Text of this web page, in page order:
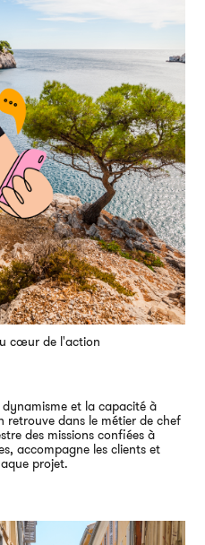
cœur de l'action
dynamisme et la capacité à
retrouve dans le métier de chef
des missions confiées à
accompagne les clients et
projet.